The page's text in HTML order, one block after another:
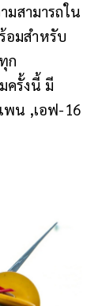
มสามารถใน
อมสำหรับ
ก
ครั้งนี้ มี
พน ,เอฟ-16